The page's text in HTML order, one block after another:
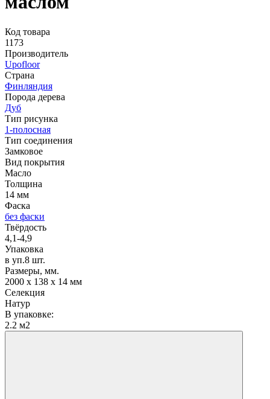
Код товара
1173
Производитель
Upofloor
Страна
Финляндия
Порода дерева
Дуб
Тип рисунка
1-полосная
Тип соединения
Замковое
Вид покрытия
Масло
Толщина
14 мм
Фаска
без фаски
Твёрдость
4,1-4,9
Упаковка
в уп.8 шт.
Размеры, мм.
2000 х 138 х 14 мм
Селекция
Натур
В упаковке:
2.2 м2